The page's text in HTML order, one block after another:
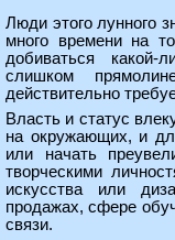
Люди этого лунного
много времени на
добиваться
слишком
действительно
Власть и статус
на окружающих, и
или начать
творческими
искусства или
продажах, сфере
связи.